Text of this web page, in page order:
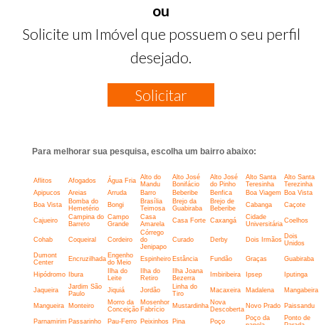
ou
Solicite um Imóvel que possuem o seu perfil
desejado.
Solicitar
Para melhorar sua pesquisa, escolha um bairro abaixo:
Aflitos Afogados Água Fria
Alto do
Mandu
Alto José
Bonifácio
Alto José
do Pinho
Alto Santa
Teresinha
Alto Santa
Terezinha
Apipucos
Areias Arruda Barro Beberibe Benfica Boa Viagem Boa Vista
Boa Vista
Bomba do
Hemetério
Bongi
Brasília
Teimosa
Brejo da
Guabiraba
Brejo de
Beberibe
Cabanga Caçote
Cajueiro
Campina do
Barreto
Campo
Grande
Casa
Amarela
Casa Forte Caxangá
Cidade
Universitária Coelhos
Cohab Coqueiral Cordeiro
Córrego
do
Jenipapo
Curado Derby Dois Irmãos Dois
Unidos
Dumont
Center
Encruzilhada Engenho
do Meio
Espinheiro Estância Fundão Graças Guabiraba
Hipódromo Ibura
Ilha do
Leite
Ilha do
Retiro
Ilha Joana
Bezerra
Imbiribeira Ipsep Iputinga
Jaqueira
Jardim São
Paulo
Jiquiá Jordão
Linha do
Tiro
Macaxeira Madalena Mangabeira
Mangueira Monteiro
Morro da
Conceição
Mosenhor
Fabrício
Mustardinha Nova
Descoberta Novo Prado Paissandu
Parnamirim Passarinho Pau-Ferro Peixinhos Pina Poço
Poço da
Ponto de